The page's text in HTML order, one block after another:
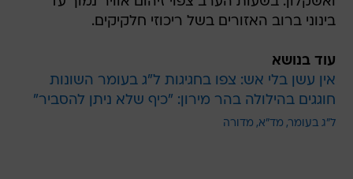
בינוני ברוב האזורים בשל ריכוזי חלקיקים.
עוד בנושא
אין עשן בלי אש: צפו בחגיגות ל"ג בעומר השונות
חוגגים בהילולה בהר מירון: "כיף שלא ניתן להסביר"
ל"ג בעומר מד"א מדורה